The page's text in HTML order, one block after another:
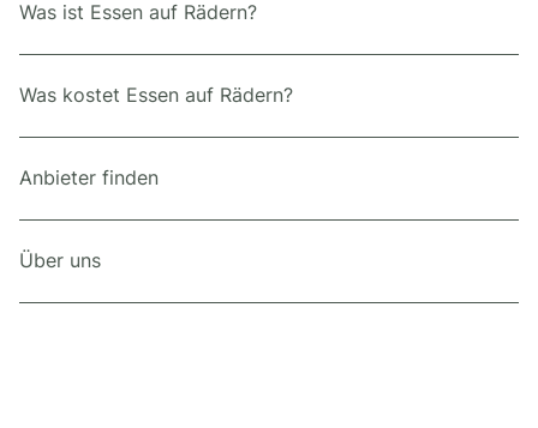
Was ist Essen auf Rädern?
Was kostet Essen auf Rädern?
Anbieter finden
Über uns